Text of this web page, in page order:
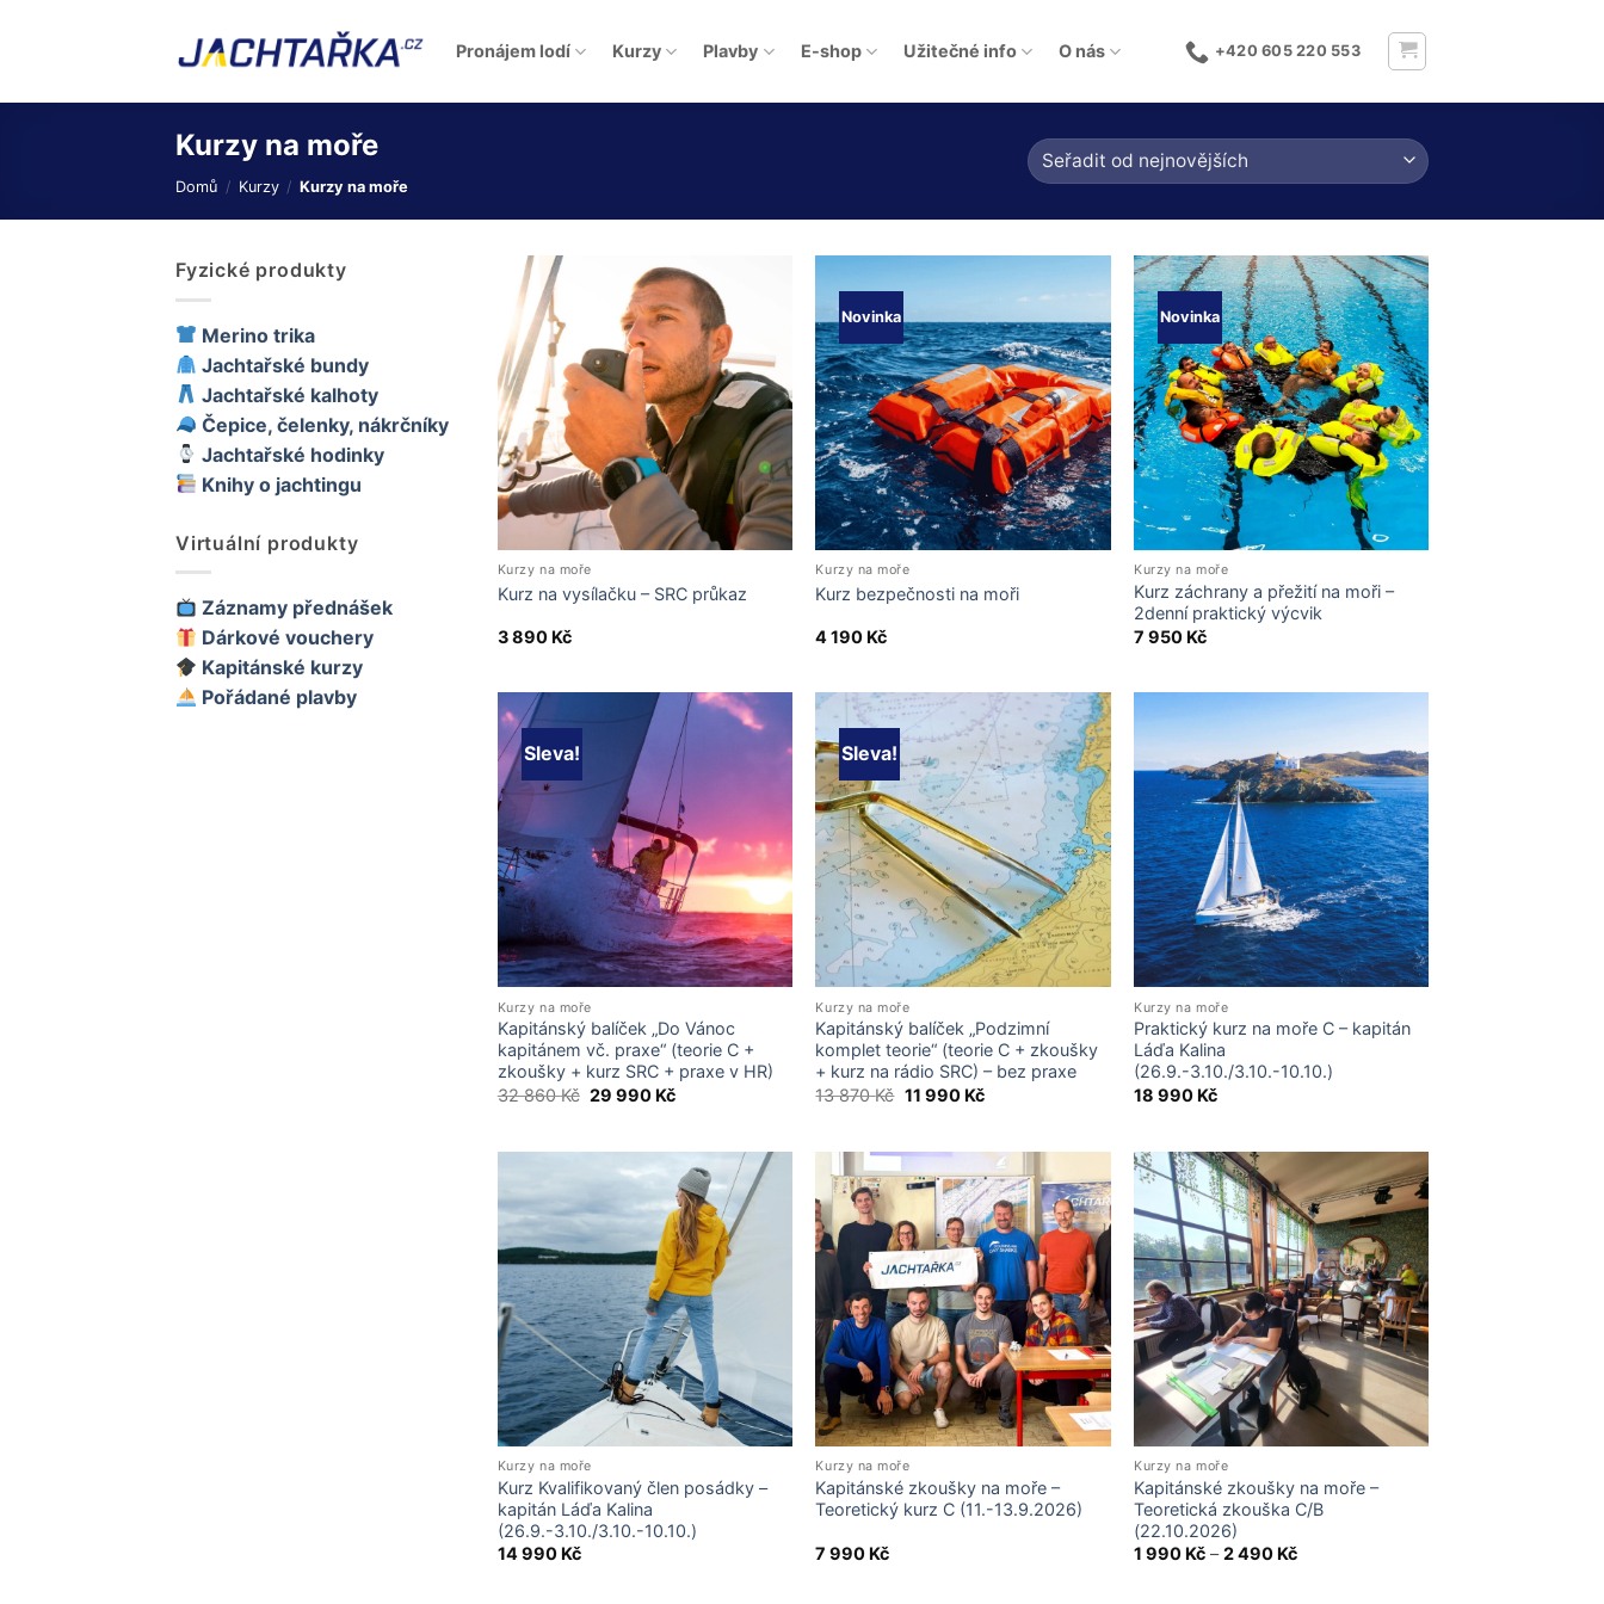
Pronájem lodí Kurzy Plavby E-shop Užitečné info O nás +420 605 220 553
Kurzy na moře
Domů / Kurzy / Kurzy na moře
Fyzické produkty
Merino trika
Jachtařské bundy
Jachtařské kalhoty
Čepice, čelenky, nákrčníky
Jachtařské hodinky
Knihy o jachtingu
Virtuální produkty
Záznamy přednášek
Dárkové vouchery
Kapitánské kurzy
Pořádané plavby
Kurzy na moře
Kurz na vysílačku – SRC průkaz
3 890 Kč
Novinka
Kurzy na moře
Kurz bezpečnosti na moři
4 190 Kč
Novinka
Kurzy na moře
Kurz záchrany a přežití na moři –
2denní praktický výcvik
7 950 Kč
Sleva!
Kurzy na moře
Kapitánský balíček „Do Vánoc
kapitánem vč. praxe“ (teorie C +
zkoušky + kurz SRC + praxe v HR)
32 860Kč Original
29 990 KčCurrent
Sleva!
Kurzy na moře
Kapitánský balíček „Podzimní
komplet teorie“ (teorie C + zkoušky
+ kurz na rádio SRC) – bez praxe
13 870Kč Original
870 Kč.
11 990 KčCurrent
990 Kč.
Kurzy na moře
Praktický kurz na moře C – kapitán
Láďa Kalina
(26.9.-3.10./3.10.-10.10.)
18 990 Kč
Kurzy na moře
Kurz Kvalifikovaný člen posádky –
kapitán Láďa Kalina
(26.9.-3.10./3.10.-10.10.)
14 990 Kč
Kurzy na moře
Kapitánské zkoušky na moře –
Teoretický kurz C (11.-13.9.2026)
7 990 Kč
Kurzy na moře
Kapitánské zkoušky na moře –
Teoretická zkouška C/B
(22.10.2026)
1 990 Kč – 2 490 KčPrice